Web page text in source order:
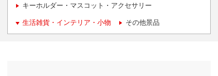
キーホルダー・マスコット・アクセサリー
生活雑貨・インテリア・小物 その他景品